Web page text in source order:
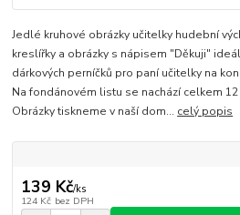
Jedlé kruhové obrázky učitelky hudební
kreslířky a obrázky s nápisem "Děkuji"
dárkových perníčků pro paní učitelky na
Na fondánovém listu se nachází celkem 12
Obrázky tiskneme v naší dom... celý popis
139 Kč/ks
124 Kč bez DPH